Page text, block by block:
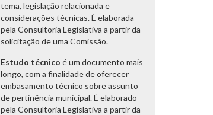
tema, legislação relacionada e
considerações técnicas. É elaborada
pela Consultoria Legislativa a partir da
solicitação de uma Comissão.
Estudo técnico é um documento mais
longo, com a finalidade de oferecer
embasamento técnico sobre assunto
de pertinência municipal. É elaborado
pela Consultoria Legislativa a partir da